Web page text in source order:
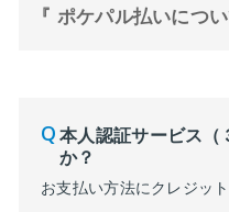
『 ポケパル払いにつ
本人認証サービス（
か？